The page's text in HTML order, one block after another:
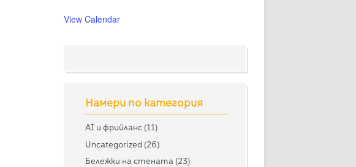
View Calendar
Намери по категория
AI и фрийланс (11)
Uncategorized (26)
Бележки на стената (23)